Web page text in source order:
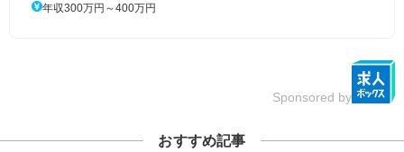
年収300万円～400万円
Sponsored by
おすすめ記事